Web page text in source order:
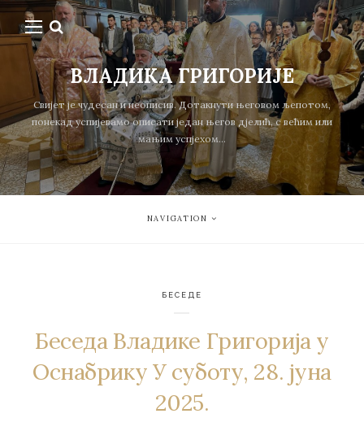
ВЛАДИКА ГРИГОРИЈЕ
Свијет је чудесан и неописив. Дотакнути његовом љепотом,
понекад успијевамо описати један његов дјелић, с већим или
мањим успјехом...
NAVIGATION
БЕСЕДЕ
Беседа Владике Григорија у
Оснабрику У суботу, 28. јуна
2025.